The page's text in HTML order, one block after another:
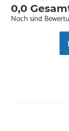
0,0
Noch sind